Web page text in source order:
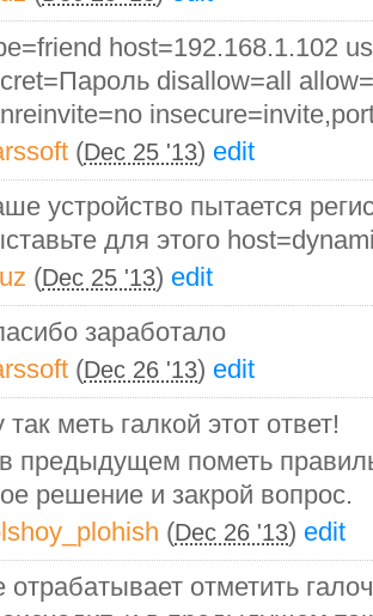
host=192.168.1.102
disallow=all
(Dec 25 '13) edit
устройство пытается
для этого
(Dec 25 '13) edit
заработало
(Dec 26 '13) edit
так меть галкой этот ответ!
предыдущем пометь
решение и закрой вопрос.
(Dec 26 '13) edit
отрабатывает отметить